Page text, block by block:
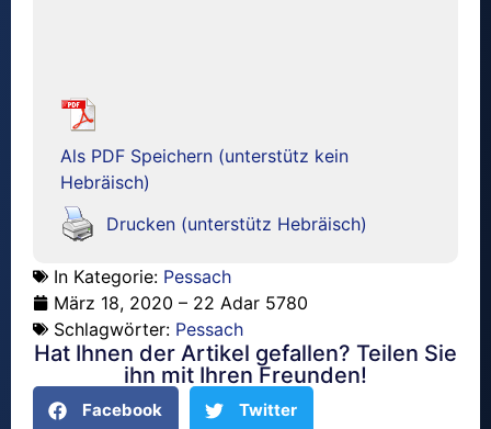
Als PDF Speichern (unterstütz kein
Hebräisch)
Drucken (unterstütz Hebräisch)
In Kategorie: Pessach
März 18, 2020 – 22 Adar 5780
Schlagwörter: Pessach
Hat Ihnen der Artikel gefallen? Teilen Sie
ihn mit Ihren Freunden!
Facebook Twitter